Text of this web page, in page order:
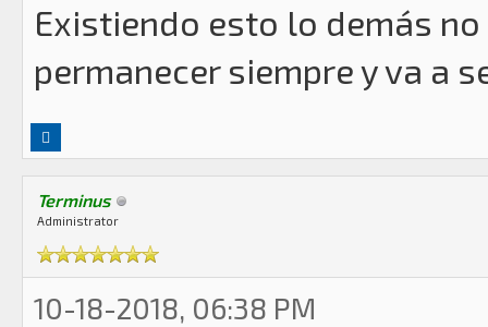
Existiendo esto lo demás
permanecer siempre y va a
Terminus
Administrator
10-18-2018, 06:38 PM